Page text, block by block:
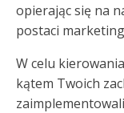
opierając się na
postaci
W celu
kątem Twoich